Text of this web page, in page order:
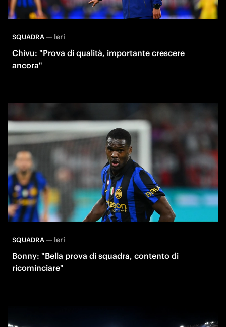
SQUADRA— Ieri
Chivu: "Prova di qualità, importante crescere
ancora"
SQUADRA— Ieri
Bonny: "Bella prova di squadra, contento di
ricominciare"